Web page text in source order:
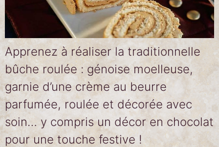
Apprenez à réaliser la traditionnelle
bûche roulée : génoise moelleuse,
garnie d’une crème au beurre
parfumée, roulée et décorée avec
soin… y compris un décor en chocolat
pour une touche festive !